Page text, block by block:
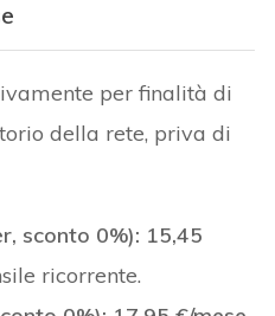
per finalità di
della rete, priva di
sconto 0%): 15,45
ricorrente.